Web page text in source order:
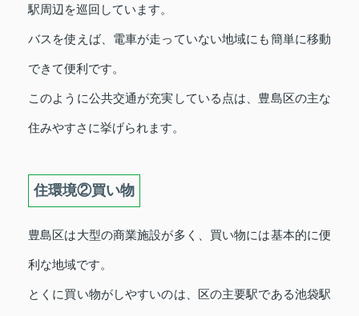
駅周辺を巡回しています。
バスを使えば、電車が走っていない地域にも簡単に移動
できて便利です。
このように公共交通が充実している点は、豊島区の主な
住みやすさに挙げられます。
住環境②買い物
豊島区は大型の商業施設が多く、買い物には基本的に便
利な地域です。
とくに買い物がしやすいのは、区の主要駅である池袋駅